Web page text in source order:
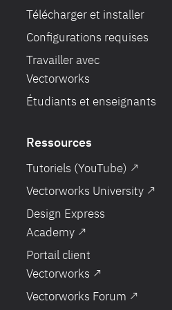
Télécharger et installer
Configurations requises
Travailler avec
Vectorworks
Étudiants et enseignants
Ressources
Tutoriels (YouTube) ↗
Vectorworks University ↗
Design Express
Academy ↗
Portail client
Vectorworks ↗
Vectorworks Forum ↗